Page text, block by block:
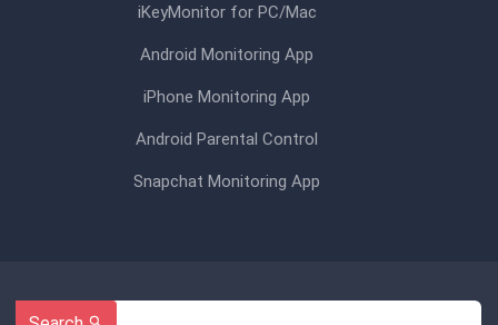
iKeyMonitor for PC/Mac
Android Monitoring App
iPhone Monitoring App
Android Parental Control
Snapchat Monitoring App